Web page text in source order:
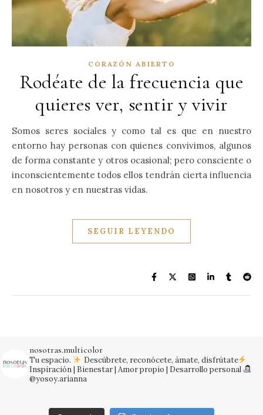
CORAZÓN ABIERTO
Rodéate de la frecuencia que
quieres ver, sentir y vivir
Somos seres sociales y como tal es que en nuestro
entorno hay personas con quienes convivimos, algunos
de forma constante y otros ocasional; pero consciente o
inconscientemente todos ellos tendrán cierta influencia
en nosotros y en nuestras vidas.
SEGUIR LEYENDO
nosotras.multicolor
Tu espacio.
Descúbrete, reconócete, ámate, disfrútate
Inspiración | Bienestar | Amor propio | Desarrollo personal
@yosoy.arianna